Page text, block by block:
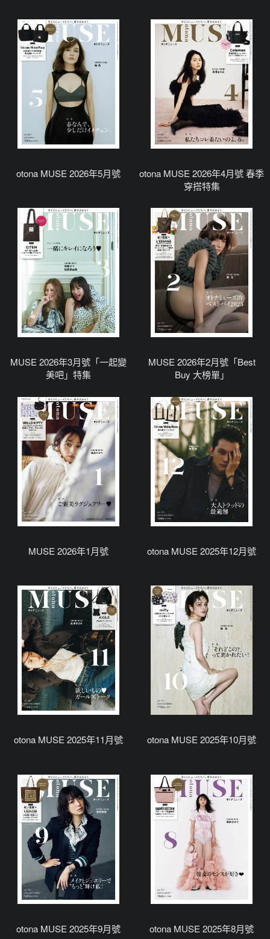
otona MUSE 2026年5月號
otona MUSE 2026年4月號 春季
穿搭特集
MUSE 2026年3月號「一起變
美吧」特集
MUSE 2026年2月號「Best
Buy 大榜單」
MUSE 2026年1月號 otona MUSE 2025年12月號
otona MUSE 2025年11月號 otona MUSE 2025年10月號
otona MUSE 2025年9月號 otona MUSE 2025年8月號